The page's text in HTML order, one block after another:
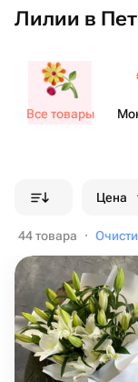
Лилии в
Все товары
Цена
44 товара ·